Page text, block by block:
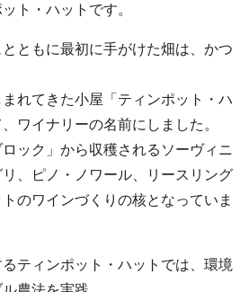
ト・ハットです。
ともに最初に手がけた畑は、かつ
れてきた小屋「ティンポット・ハ
ワイナリーの名前にしました。
ック」から収穫されるソーヴィニ
、ピノ・ノワール、リースリング
のワインづくりの核となっていま
ティンポット・ハットでは、環境